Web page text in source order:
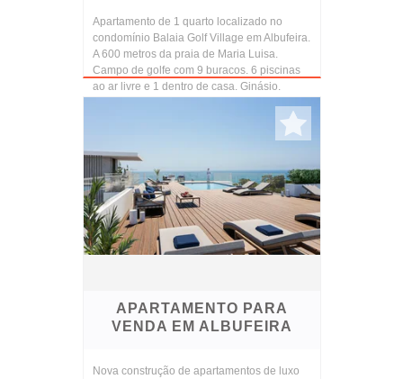
Apartamento de 1 quarto localizado no
condomínio Balaia Golf Village em Albufeira.
A 600 metros da praia de Maria Luisa.
Campo de golfe com 9 buracos. 6 piscinas
ao ar livre e 1 dentro de casa. Ginásio.
APARTAMENTO PARA
VENDA EM ALBUFEIRA
Nova construção de apartamentos de luxo